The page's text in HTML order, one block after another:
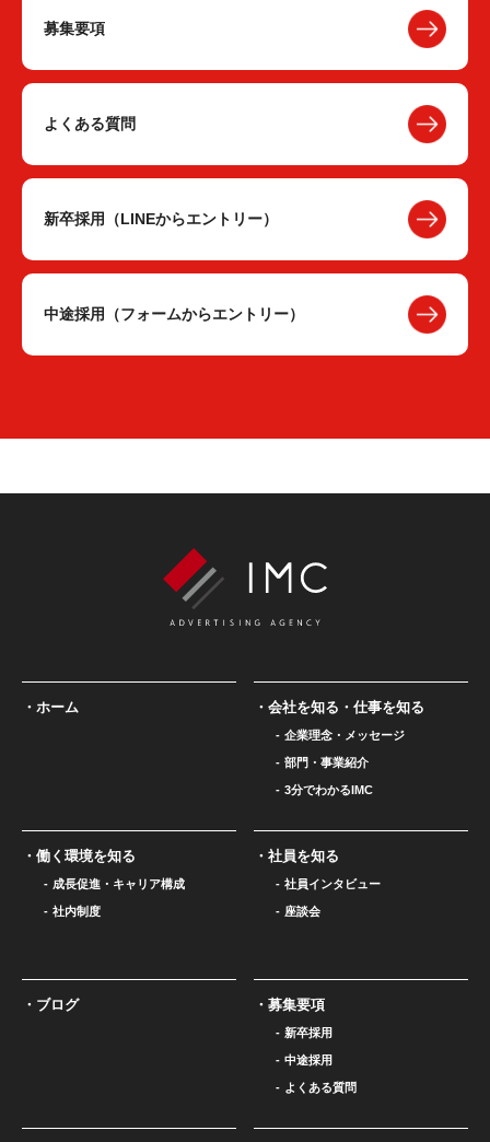
募集要項
よくある質問
新卒採用（LINEからエントリー）
中途採用（フォームからエントリー）
ホーム 会社を知る・仕事を知る
企業理念・メッセージ
部門・事業紹介
3分でわかるIMC
働く環境を知る
成長促進・キャリア構成
社内制度
社員を知る
社員インタビュー
座談会
ブログ 募集要項
新卒採用
中途採用
よくある質問